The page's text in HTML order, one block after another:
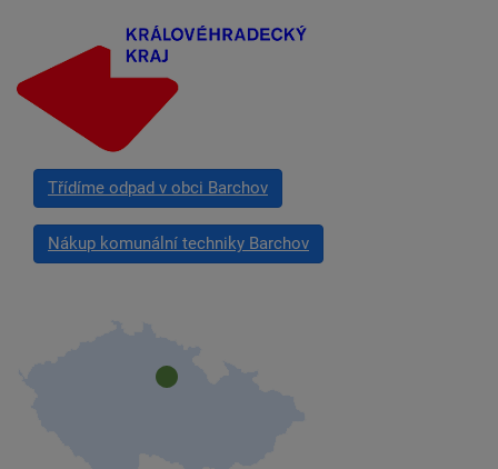
Třídíme odpad v obci Barchov
Nákup komunální techniky Barchov